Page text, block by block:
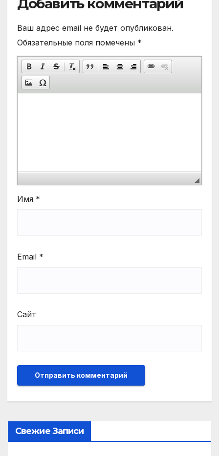
Ваш адрес email не будет опубликован.
Обязательные поля помечены *
Имя *
Email *
Сайт
Свежие Записи